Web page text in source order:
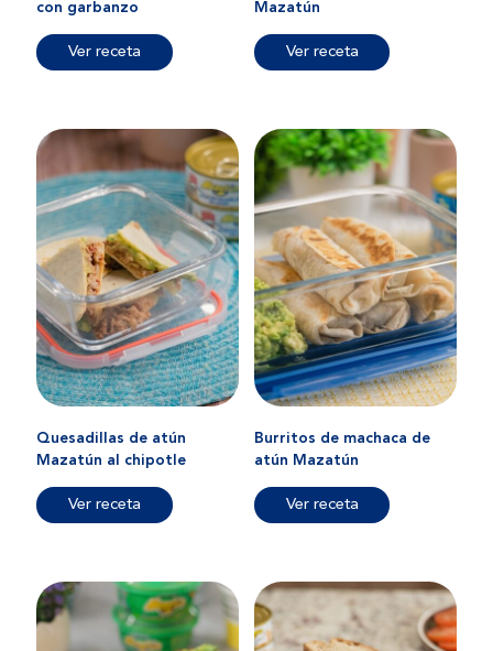
con garbanzo
Ver receta
Mazatún
Ver receta
Quesadillas de atún
Mazatún al chipotle
Ver receta
Burritos de machaca de
atún Mazatún
Ver receta